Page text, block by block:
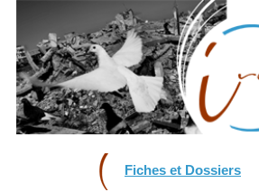
Fiches et Dossiers